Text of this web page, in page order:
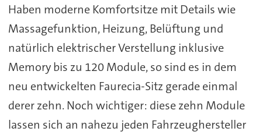
Haben moderne Komfortsitze mit Details wie
Massagefunktion, Heizung, Belüftung und
natürlich elektrischer Verstellung inklusive
Memory bis zu 120 Module, so sind es in dem
neu entwickelten Faurecia-Sitz gerade einmal
derer zehn. Noch wichtiger: diese zehn Module
lassen sich an nahezu jeden Fahrzeughersteller